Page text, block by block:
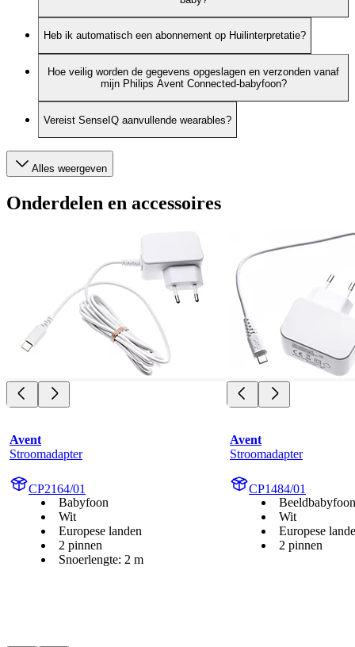
Heb ik automatisch een abonnement op Huilinterpretatie?
Hoe veilig worden de gegevens opgeslagen en verzonden vanaf
mijn Philips Avent Connected-babyfoon?
Vereist SenseIQ aanvullende wearables?
Alles weergeven
Onderdelen en accessoires
Avent
Stroomadapter
CP2164/01
Babyfoon
Wit
Europese landen
2 pinnen
Snoerlengte: 2 m
Avent
Stroomadapter
CP1484/01
Wit
Europese
2 pinnen